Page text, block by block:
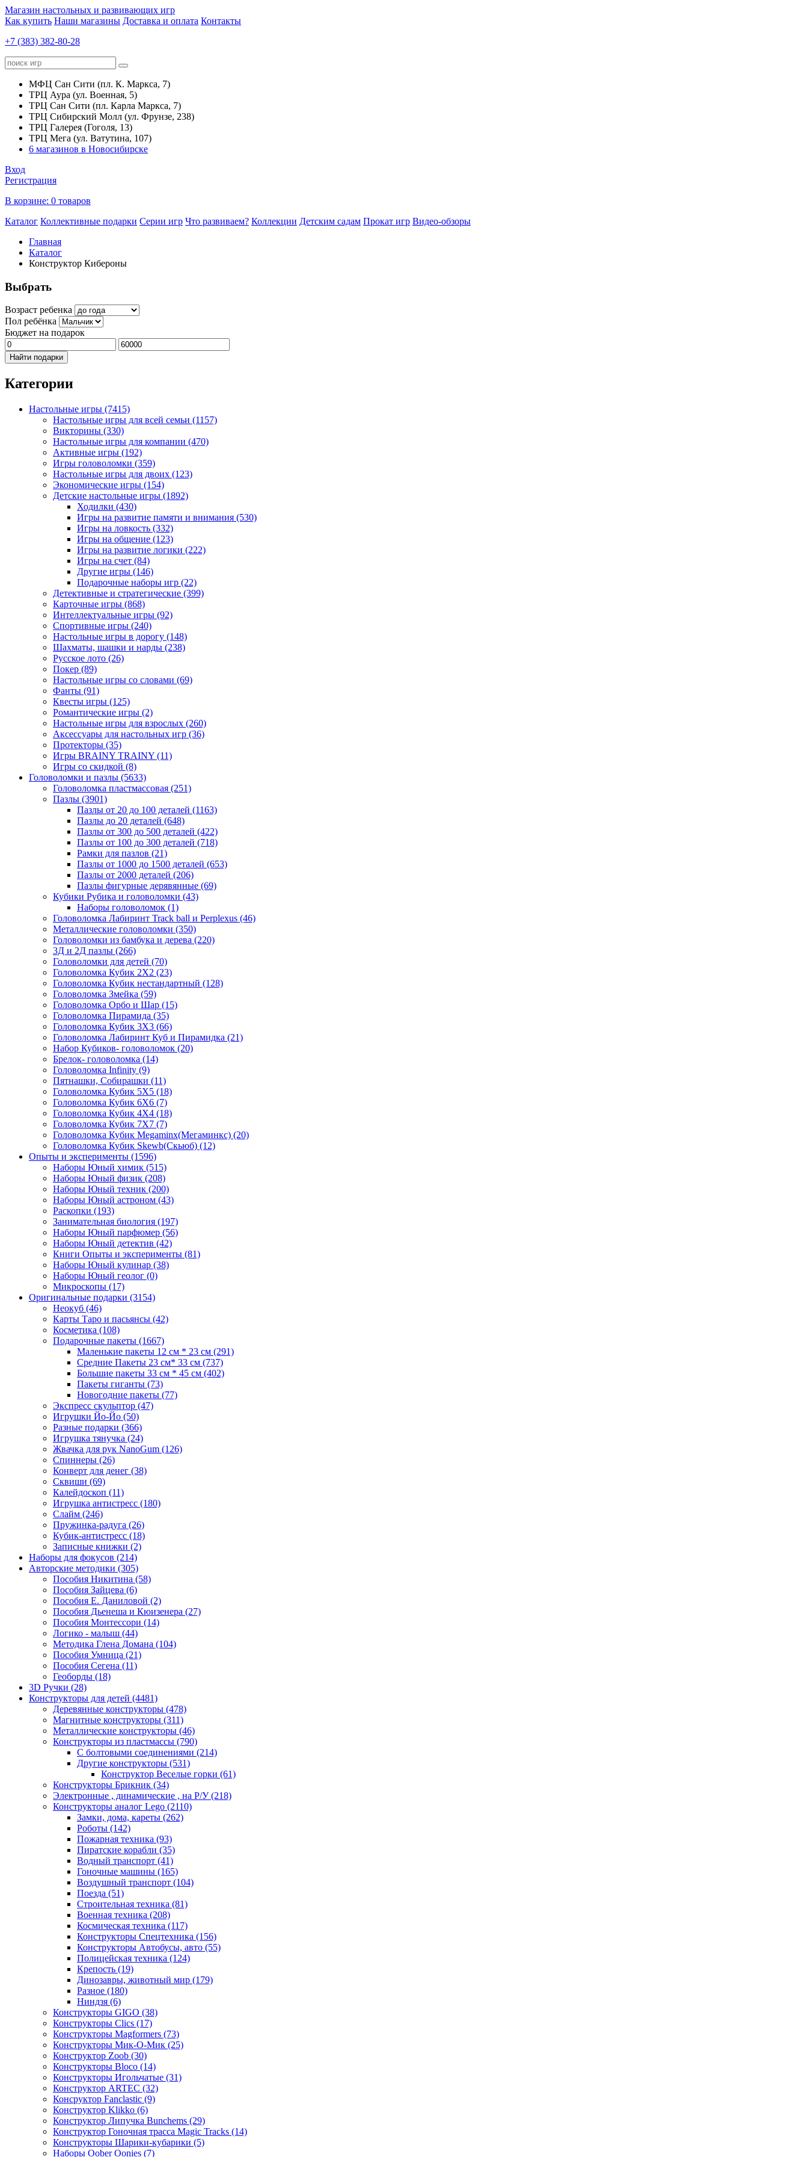
Магазин настольных и развивающих игр
Как купить Наши магазины Доставка и оплата Контакты
+7 (383) 382-80-28
МФЦ Сан Сити (пл. К. Маркса, 7)
ТРЦ Аура (ул. Военная, 5)
ТРЦ Сан Сити (пл. Карла Маркса, 7)
ТРЦ Сибирский Молл (ул. Фрунзе, 238)
ТРЦ Галерея (Гоголя, 13)
ТРЦ Мега (ул. Ватутина, 107)
6 магазинов в Новосибирске
Вход
Регистрация
В корзине: 0 товаров
Каталог Коллективные подарки Серии игр Что развиваем? Коллекции Детским садам Прокат игр Видео-обзоры
Главная
Каталог
Конструктор Кибероны
Выбрать
Возраст ребенка
Пол ребёнка
Бюджет на подарок
Найти подарки
Категории
Настольные игры (7415)
Настольные игры для всей семьи (1157)
Викторины (330)
Настольные игры для компании (470)
Активные игры (192)
Игры головоломки (359)
Настольные игры для двоих (123)
Экономические игры (154)
Детские настольные игры (1892)
Ходилки (430)
Игры на развитие памяти и внимания (530)
Игры на ловкость (332)
Игры на общение (123)
Игры на развитие логики (222)
Игры на счет (84)
Другие игры (146)
Подарочные наборы игр (22)
Детективные и стратегические (399)
Карточные игры (868)
Интеллектуальные игры (92)
Спортивные игры (240)
Настольные игры в дорогу (148)
Шахматы, шашки и нарды (238)
Русское лото (26)
Покер (89)
Настольные игры со словами (69)
Фанты (91)
Квесты игры (125)
Романтические игры (2)
Настольные игры для взрослых (260)
Аксессуары для настольных игр (36)
Протекторы (35)
Игры BRAINY TRAINY (11)
Игры со скидкой (8)
Головоломки и пазлы (5633)
Головоломка пластмассовая (251)
Пазлы (3901)
Пазлы от 20 до 100 деталей (1163)
Пазлы до 20 деталей (648)
Пазлы от 300 до 500 деталей (422)
Пазлы от 100 до 300 деталей (718)
Рамки для пазлов (21)
Пазлы от 1000 до 1500 деталей (653)
Пазлы от 2000 деталей (206)
Пазлы фигурные дерявянные (69)
Кубики Рубика и головоломки (43)
Наборы головоломок (1)
Головоломка Лабиринт Track ball и Perplexus (46)
Металлические головоломки (350)
Головоломки из бамбука и дерева (220)
3Д и 2Д пазлы (266)
Головоломки для детей (70)
Головоломка Кубик 2Х2 (23)
Головоломка Кубик нестандартный (128)
Головоломка Змейка (59)
Головоломка Орбо и Шар (15)
Головоломка Пирамида (35)
Головоломка Кубик 3Х3 (66)
Головоломка Лабиринт Куб и Пирамидка (21)
Набор Кубиков- головоломок (20)
Брелок- головоломка (14)
Головоломка Infinity (9)
Пятнашки, Собирашки (11)
Головоломка Кубик 5Х5 (18)
Головоломка Кубик 6Х6 (7)
Головоломка Кубик 4Х4 (18)
Головоломка Кубик 7Х7 (7)
Головоломка Кубик Megaminx(Мегаминкс) (20)
Головоломка Кубик Skewb(Скьюб) (12)
Опыты и эксперименты (1596)
Наборы Юный химик (515)
Наборы Юный физик (208)
Наборы Юный техник (200)
Наборы Юный астроном (43)
Раскопки (193)
Занимательная биология (197)
Наборы Юный парфюмер (56)
Наборы Юный детектив (42)
Книги Опыты и эксперименты (81)
Наборы Юный кулинар (38)
Наборы Юный геолог (0)
Микроскопы (17)
Оригинальные подарки (3154)
Неокуб (46)
Карты Таро и пасьянсы (42)
Косметика (108)
Подарочные пакеты (1667)
Маленькие пакеты 12 см * 23 см (291)
Средние Пакеты 23 см* 33 см (737)
Большие пакеты 33 см * 45 см (402)
Пакеты гиганты (73)
Новогодние пакеты (77)
Экспресс скульптор (47)
Игрушки Йо-Йо (50)
Разные подарки (366)
Игрушка тянучка (24)
Жвачка для рук NanoGum (126)
Спиннеры (26)
Конверт для денег (38)
Сквиши (69)
Калейдоскоп (11)
Игрушка антистресс (180)
Слайм (246)
Пружинка-радуга (26)
Кубик-антистресс (18)
Записные книжки (2)
Наборы для фокусов (214)
Авторские методики (305)
Пособия Никитина (58)
Пособия Зайцева (6)
Пособия Е. Даниловой (2)
Пособия Дьенеша и Кюизенера (27)
Пособия Монтессори (14)
Логико - малыш (44)
Методика Глена Домана (104)
Пособия Умница (21)
Пособия Сегена (11)
Геоборды (18)
3D Ручки (28)
Конструкторы для детей (4481)
Деревянные конструкторы (478)
Магнитные конструкторы (311)
Металлические конструкторы (46)
Конструкторы из пластмассы (790)
С болтовыми соединениями (214)
Другие конструкторы (531)
Конструктор Веселые горки (61)
Конструкторы Брикник (34)
Электронные , динамические , на Р/У(218)
Конструкторы аналог Lego (2110)
Замки, дома, кареты (262)
Роботы (142)
Пожарная техника (93)
Пиратские корабли (35)
Водный транспорт (41)
Гоночные машины (165)
Воздушный транспорт (104)
Поезда (51)
Строительная техника (81)
Военная техника (208)
Космическая техника (117)
Конструкторы Спецтехника (156)
Конструкторы Автобусы, авто (55)
Полицейская техника (124)
Крепость (19)
Динозавры, животный мир (179)
Разное (180)
Ниндзя (6)
Конструкторы GIGO (38)
Конструкторы Clics (17)
Конструкторы Magformers (73)
Конструкторы Мик-О-Мик (25)
Конструктор Zoob (30)
Конструкторы Bloco (14)
Конструкторы Игольчатые (31)
Конструктор ARTEC (32)
Консруктор Fanclastic (9)
Конструктор Klikko (6)
Конструктор Липучка Bunchems (29)
Конструктор Гоночная трасса Magic Tracks (14)
Конструкторы Шарики-кубарики (5)
Наборы Oober Oonies (7)